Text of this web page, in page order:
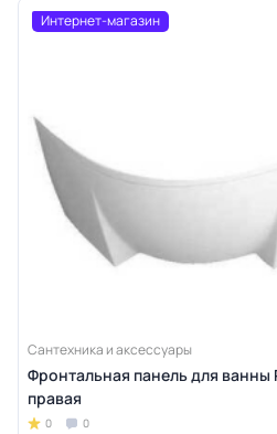
Интернет-магазин
Сантехника и аксессуары
Фронтальная панель для ванны
правая
0 0